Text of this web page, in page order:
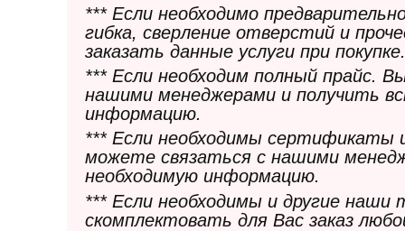
*** Если необходимо
гибка, сверление отверстий и
заказать данные услуги при покупке.
*** Если необходим полный прайс.
нашими менеджерами и получить
информацию.
*** Если необходимы сертификаты
можете связаться с нашими
необходимую информацию.
*** Если необходимы и другие
скомплектовать для Вас заказ